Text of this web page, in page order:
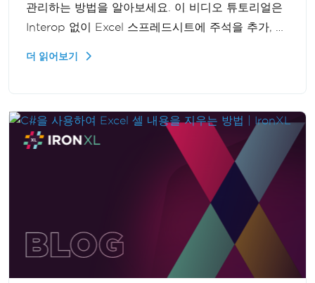
관리하는 방법을 알아보세요. 이 비디오 튜토리얼은
Interop 없이 Excel 스프레드시트에 주석을 추가, 편
더 읽어보기